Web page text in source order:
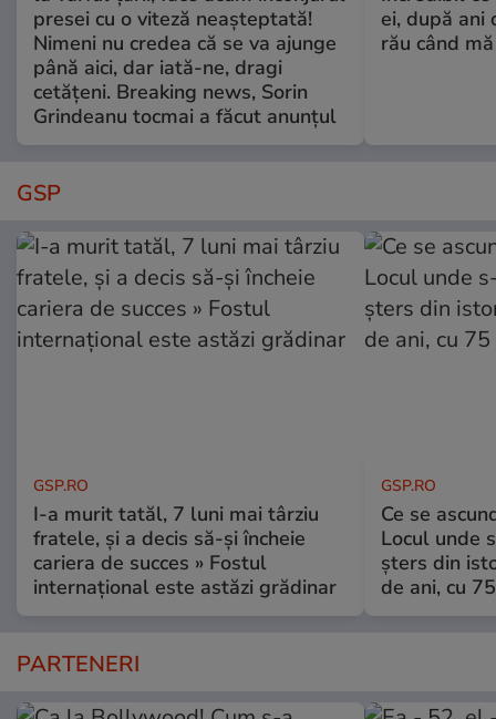
presei cu o viteză neașteptată!
Nimeni nu credea că se va ajunge
până aici, dar iată-ne, dragi
cetățeni. Breaking news, Sorin
Grindeanu tocmai a făcut anunțul
ei, după ani
rău când
GSP
GSP.RO
I-a murit tatăl, 7 luni mai târziu
fratele, și a decis să-și încheie
cariera de succes » Fostul
internațional este astăzi grădinar
GSP.RO
Ce se
Locul unde
șters din
de ani, cu
PARTENERI